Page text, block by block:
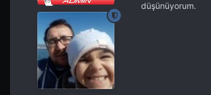
düşünüyorum.